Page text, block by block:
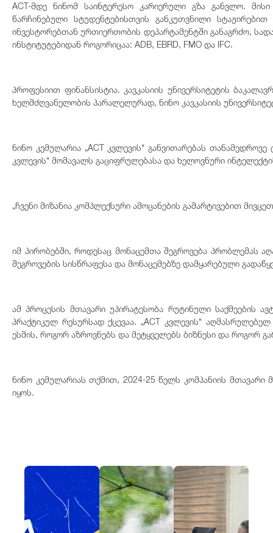
ACT-მდე ნინომ საინტერესო კარიერული გზა განვლო. მისი
წარჩინებული სტუდენტებისთვის განკუთვნილი
ინვესტორებთან ურთიერთობის დეპარტამენტში განაგრძო,
ინსტიტუტებიდან როგორიცაა: ADB, EBRD, FMO და IFC.
პროფესიით ფინანსისტია. კავკასიის უნივერსიტეტის
ხელმძღვანელობის პარალელურად, ნინო კავკასიის
ნინო კემულარია „ACT კვლევის“ განვითარებას
კვლევის“ მომავალს გაციფრულებასა და ხელოვნური
„ჩვენი მიზანია კომპლექსური ამოცანების გამარტივებით
იმ პირობებში, როდესაც მონაცემთა შეგროვება პრობლემას
შეგროვების სისწრაფესა და მონაცემებზე დამყარებული
ამ პროცესის მთავარი უპირატესობა რუტინული საქმეების
პრაქტიკულ რესურსად ქცევაა. „ACT კვლევის“
ესმის, როგორ აზროვნებს და მეტყველებს ბიზნესი და როგორ
ნინო კემულარიას თქმით, 2024-25 წელს კომპანიის მთავარი
იყოს.